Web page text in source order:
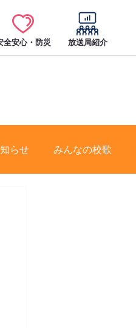
全安心・防災 放送局紹介
らせ みんなの校歌